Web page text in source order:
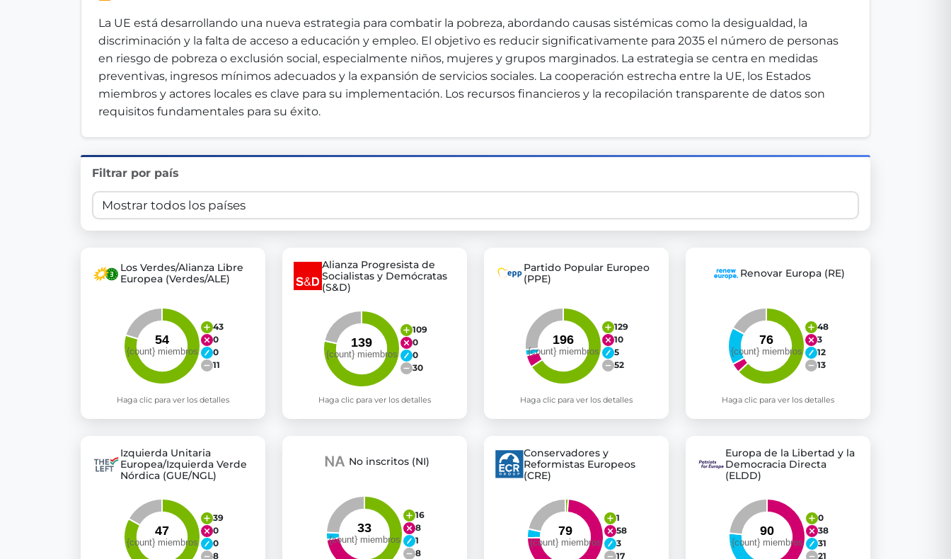
Innovation in Transparency
Check Some Votes (CSV), one of Germany's most advanced transparency platforms, which lets citizens explore thousands of EU Parliament votes in a clear
Get Involved
Become a member:Join us to advance digital democracy and transparency in Germany and Europe.
Volunteer:
La UE está desarrollando una nueva estrategia para combatir la pobreza, abordando causas sistémicas como la desigualdad, la
discriminación y la falta de acceso a educación y empleo. El objetivo es reducir significativamente para 2035 el número de personas
en riesgo de pobreza o exclusión social, especialmente niños, mujeres y grupos marginados. La estrategia se centra en medidas
preventivas, ingresos mínimos adecuados y la expansión de servicios sociales. La cooperación estrecha entre la UE, los Estados
miembros y actores locales es clave para su implementación. Los recursos financieros y la recopilación transparente de datos son
requisitos fundamentales para su éxito.
Filtrar por país
Los Verdes/Alianza Libre
Europea (Verdes/ALE)
43
0
0
11
Haga clic para ver los detalles
Alianza Progresista de
Socialistas y Demócratas
(S&D)
109
0
0
30
Haga clic para ver los detalles
Partido Popular Europeo
(PPE)
129
10
5
52
Haga clic para ver los detalles
Renovar Europa (RE)
48
3
12
13
Haga clic para ver los detalles
Izquierda Unitaria
Europea/Izquierda Verde
Nórdica (GUE/NGL)
39
0
0
8
No inscritos (NI)
16
8
1
8
Conservadores y
Reformistas Europeos
(CRE)
1
58
3
17
Europa de la Libertad y la
Democracia Directa
(ELDD)
0
38
31
21